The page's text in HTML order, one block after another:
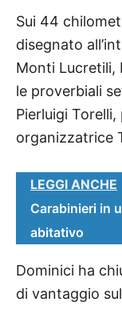
Sui 44
disegnato
Monti Lucretili,
le proverbiali
Pierluigi
organizzatrice
LEGGI ANCHE
Carabinieri in
abitativo
Dominici ha
di vantaggio